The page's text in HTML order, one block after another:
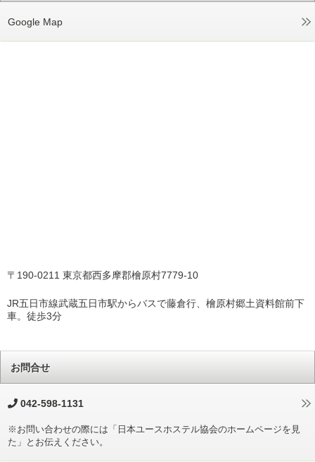
Google Map
〒190-0211 東京都西多摩郡檜原村7779-10
JR五日市線武蔵五日市駅からバスで藤倉行、檜原村郷土資料館前下
車。徒歩3分
お問合せ
042-598-1131
※お問い合わせの際には「日本ユースホステル協会のホームページを見
た」とお伝えください。